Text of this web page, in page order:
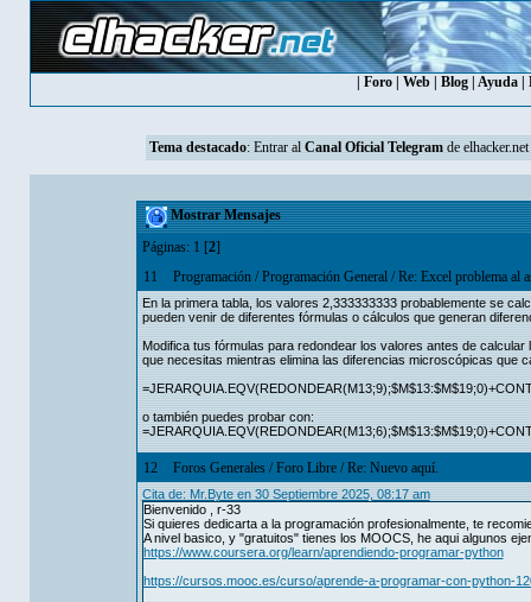
Foro Web Blog Ayuda
Tema destacado: Entrar al Canal Oficial Telegramde elhacker.net
Mostrar Mensajes
Páginas: 1 [2]
11
Programación/Programación General/Re: Excel problema al
En la primera tabla, los valores 2,333333333 probablemente se
pueden venir de diferentes fórmulas o cálculos que generan
Modifica tus fórmulas para redondear los valores antes de
que necesitas mientras elimina las diferencias microscópicas que
o también puedes probar con:
12 Foros Generales/Foro Libre/Re: Nuevo aquí.
Cita de: Mr.Byte en 30 Septiembre 2025, 08:17 am
Bienvenido , r-33
Si quieres dedicarta a la programación profesionalmente, te
A nivel basico, y "gratuitos" tienes los MOOCS, he aqui algunos
https://www.coursera.org/learn/aprendiendo-programar-python
https://cursos.mooc.es/curso/aprende-a-programar-con-python-